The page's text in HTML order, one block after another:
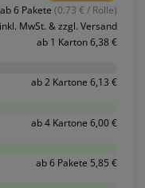
6 Pakete (0.73 € / Rolle)
inkl. MwSt. & zzgl. Versand
ab 1 Karton 6,38 €
ab 2 Kartone 6,13 €
ab 4 Kartone 6,00 €
ab 6 Pakete 5,85 €